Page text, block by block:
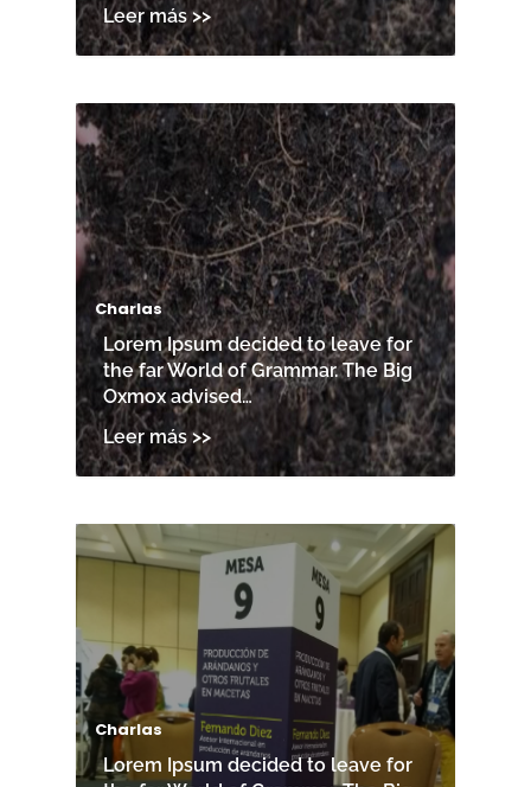
Charlas
Lorem Ipsum decided to leave for
the far World of Grammar. The Big
Oxmox advised…
Charlas
Lorem Ipsum decided to leave for